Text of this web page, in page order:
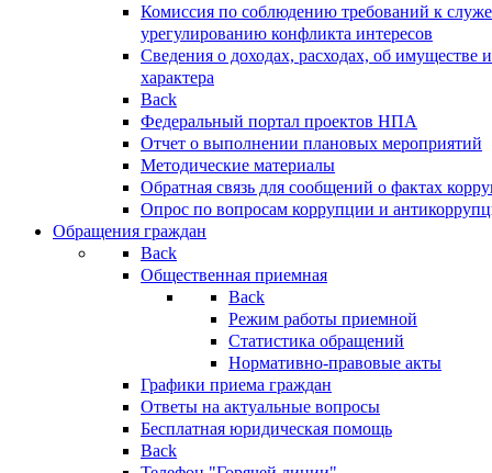
Комиссия по соблюдению требований к
урегулированию конфликта интересов
Сведения о доходах, расходах, об имуществе
характера
Back
Федеральный портал проектов НПА
Отчет о выполнении плановых мероприятий
Методические материалы
Обратная связь для сообщений о фактах
Опрос по вопросам коррупции и
Обращения граждан
Back
Общественная приемная
Back
Режим работы приемной
Статистика обращений
Нормативно-правовые акты
Графики приема граждан
Ответы на актуальные вопросы
Бесплатная юридическая помощь
Back